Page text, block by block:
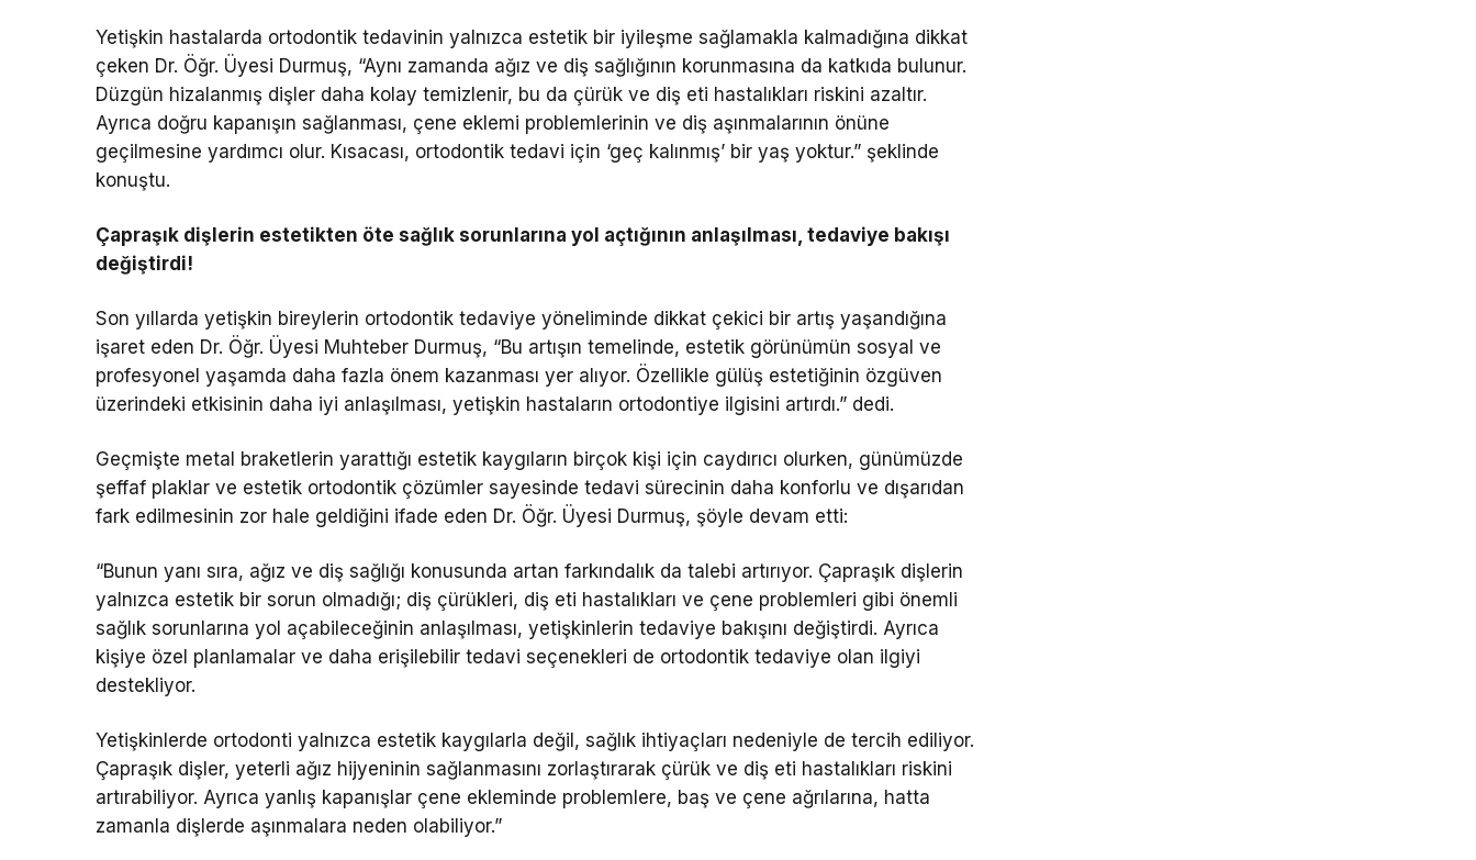
Yetişkin hastalarda ortodontik tedavinin yalnızca estetik bir iyileşme sağlamakla kalmadığına dikkat
çeken Dr. Öğr. Üyesi Durmuş, “Aynı zamanda ağız ve diş sağlığının korunmasına da katkıda bulunur.
Düzgün hizalanmış dişler daha kolay temizlenir, bu da çürük ve diş eti hastalıkları riskini azaltır.
Ayrıca doğru kapanışın sağlanması, çene eklemi problemlerinin ve diş aşınmalarının önüne
geçilmesine yardımcı olur. Kısacası, ortodontik tedavi için ‘geç kalınmış’ bir yaş yoktur.” şeklinde
konuştu.
Çapraşık dişlerin estetikten öte sağlık sorunlarına yol açtığının anlaşılması, tedaviye bakışı
değiştirdi!
Son yıllarda yetişkin bireylerin ortodontik tedaviye yöneliminde dikkat çekici bir artış yaşandığına
işaret eden Dr. Öğr. Üyesi Muhteber Durmuş, “Bu artışın temelinde, estetik görünümün sosyal ve
profesyonel yaşamda daha fazla önem kazanması yer alıyor. Özellikle gülüş estetiğinin özgüven
üzerindeki etkisinin daha iyi anlaşılması, yetişkin hastaların ortodontiye ilgisini artırdı.” dedi.
Geçmişte metal braketlerin yarattığı estetik kaygıların birçok kişi için caydırıcı olurken, günümüzde
şeffaf plaklar ve estetik ortodontik çözümler sayesinde tedavi sürecinin daha konforlu ve dışarıdan
fark edilmesinin zor hale geldiğini ifade eden Dr. Öğr. Üyesi Durmuş, şöyle devam etti:
“Bunun yanı sıra, ağız ve diş sağlığı konusunda artan farkındalık da talebi artırıyor. Çapraşık dişlerin
yalnızca estetik bir sorun olmadığı; diş çürükleri, diş eti hastalıkları ve çene problemleri gibi önemli
sağlık sorunlarına yol açabileceğinin anlaşılması, yetişkinlerin tedaviye bakışını değiştirdi. Ayrıca
kişiye özel planlamalar ve daha erişilebilir tedavi seçenekleri de ortodontik tedaviye olan ilgiyi
destekliyor.
Yetişkinlerde ortodonti yalnızca estetik kaygılarla değil, sağlık ihtiyaçları nedeniyle de tercih ediliyor.
Çapraşık dişler, yeterli ağız hijyeninin sağlanmasını zorlaştırarak çürük ve diş eti hastalıkları riskini
artırabiliyor. Ayrıca yanlış kapanışlar çene ekleminde problemlere, baş ve çene ağrılarına, hatta
zamanla dişlerde aşınmalara neden olabiliyor.”